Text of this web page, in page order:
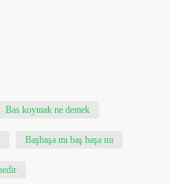
Bas koymak ne demek
Başbaşa mı baş başa mı